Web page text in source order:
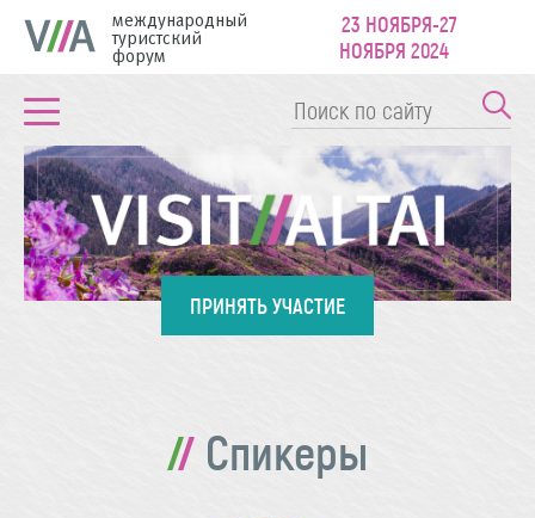
международный
туристский
форум
23 НОЯБРЯ-27
НОЯБРЯ 2024
ПРИНЯТЬ УЧАСТИЕ
Спикеры